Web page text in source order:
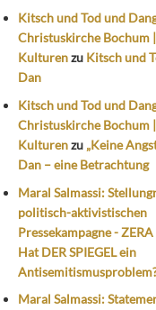
Kitsch und Tod und
Christuskirche Bochum
Kulturenzu Kitsch und
Dan
Kitsch und Tod und
Christuskirche Bochum
Kulturenzu „Keine
Dan – eine Betrachtung
Maral Salmassi:
politisch-aktivistischen
Pressekampagne -
Hat DER SPIEGEL ein
Maral Salmassi: